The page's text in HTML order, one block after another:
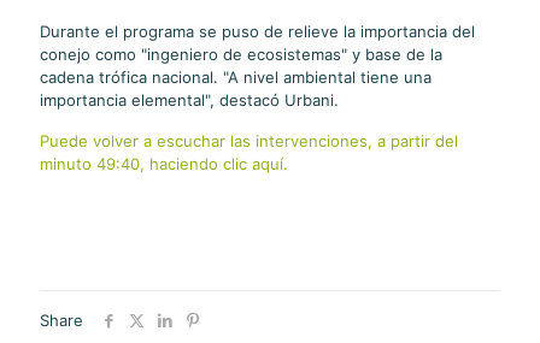
Durante el programa se puso de relieve la importancia del
conejo como "ingeniero de ecosistemas" y base de la
cadena trófica nacional. "A nivel ambiental tiene una
importancia elemental", destacó Urbani.
Puede volver a escuchar las intervenciones, a partir del
minuto 49:40, haciendo clic aquí.
Share